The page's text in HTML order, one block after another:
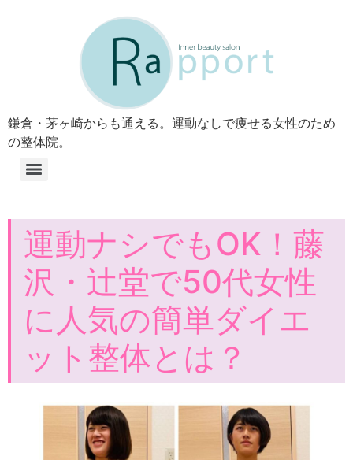
鎌倉・茅ヶ崎からも通える。運動なしで痩せる女性のため
の整体院。
運動ナシでもOK！藤
沢・辻堂で50代女性
に人気の簡単ダイエ
ット整体とは？